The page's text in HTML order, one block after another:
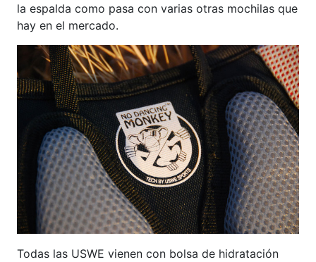
la espalda como pasa con varias otras mochilas que
hay en el mercado.
Todas las USWE vienen con bolsa de hidratación